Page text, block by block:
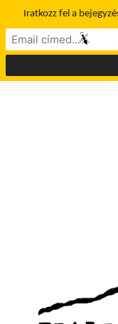
Iratkozz fel a